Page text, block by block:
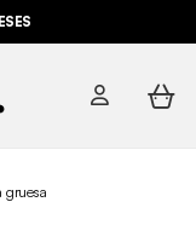
gruesa